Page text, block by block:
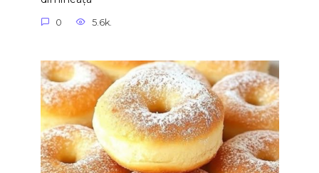
0 5.6k.